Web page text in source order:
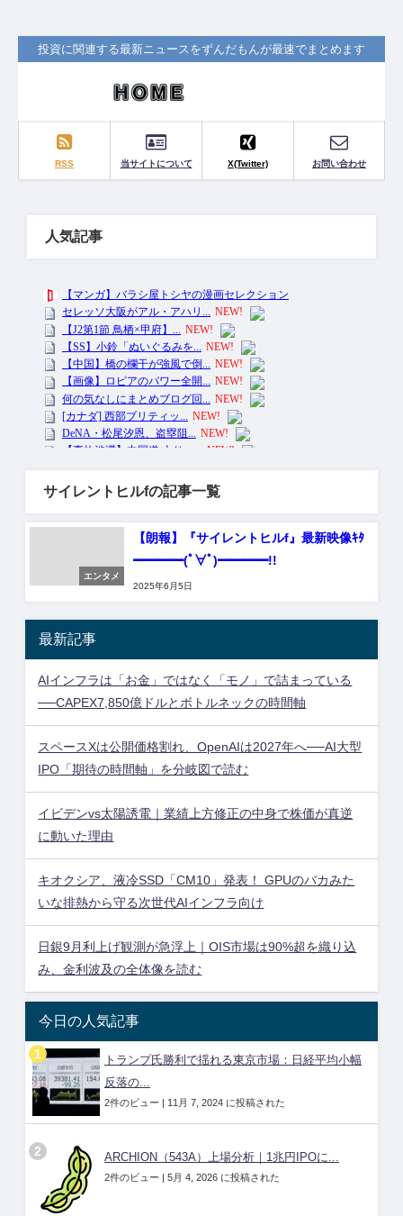
投資に関連する最新ニュースをずんだもんが最速でまとめます
RSS 当サイトについて X(Twitter) お問い合わせ
人気記事
サイレントヒルfの記事一覧
エンタメ
【朗報】『サイレントヒルf』最新映像ｷﾀ
━━━━(ﾟ∀ﾟ)━━━━!!
2025年6月5日
最新記事
AIインフラは「お金」ではなく「モノ」で詰まっている
──CAPEX7,850億ドルとボトルネックの時間軸
スペースXは公開価格割れ、OpenAIは2027年へ──AI大型
IPO「期待の時間軸」を分岐図で読む
イビデンvs太陽誘電｜業績上方修正の中身で株価が真逆
に動いた理由
キオクシア、液冷SSD「CM10」発表！ GPUのバカみた
いな排熱から守る次世代AIインフラ向け
日銀9月利上げ観測が急浮上｜OIS市場は90%超を織り込
み、金利波及の全体像を読む
今日の人気記事
トランプ氏勝利で揺れる東京市場：日経平均小幅
反落の...
2件のビュー | 11月 7, 2024 に投稿された
ARCHION（543A）上場分析｜1兆円IPOに...
2件のビュー | 5月 4, 2026 に投稿された